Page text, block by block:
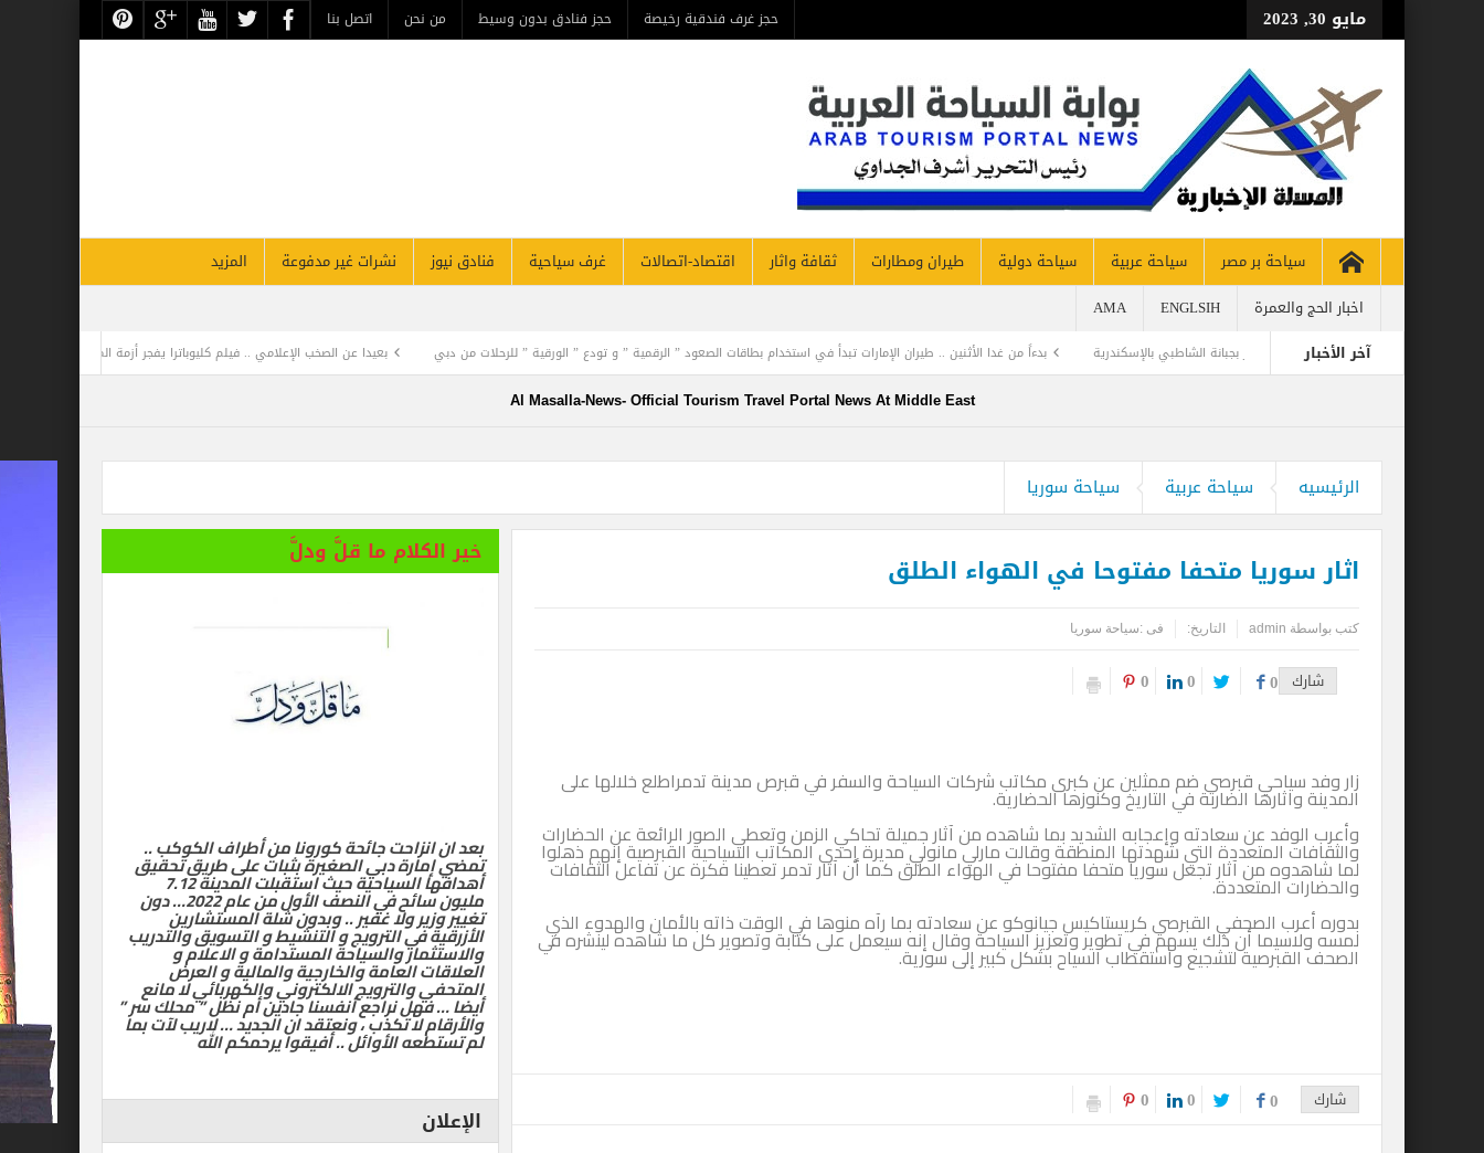
مايو 30, 2023 حجز غرف فندقية رخيصة حجز فنادق بدون وسيط من نحن اتصل بنا
سياحة بر مصر سياحة عربية سياحة دولية طيران ومطارات ثقافة واثار اقتصاد-اتصالات غرف سياحية فنادق نيوز نشرات غير مدفوعة
المزيد
اخبار الحج والعمرة
ENGLSIH
AMA
آخر الأخبار
الاكتشافات الأثرية والتطوير بجبانة الشاطبي بالإسكندرية بدءاً من غدا الأثنين .. طيران الإمارات تبدأ في استخدام بطاقات الصعود ” الرقمية ” و تودع ” الورقية ” للرحلات من دبي بعيدا عن الصخب الإعلامي .. فيلم كليوباترا يفجر أزمة المنهجية العلمية للتصدي للهجوم
Al Masalla-News- Official Tourism Travel Portal News At Middle East
الرئيسيه سياحة عربية سياحة سوريا
اثار سوريا متحفا مفتوحا في الهواء الطلق
كتب بواسطة admin التاريخ: فى :سياحة سوريا
شارك 0
0
0
زار وفد سياحي قبرصي ضم ممثلين عن كبرى مكاتب شركات السياحة والسفر في قبرص مدينة تدمراطلع خلالها على
المدينة واثارها الضاربة في التاريخ وكنوزها الحضارية.
وأعرب الوفد عن سعادته وإعجابه الشديد بما شاهده من آثار جميلة تحاكي الزمن وتعطي الصور الرائعة عن الحضارات
والثقافات المتعددة التي شهدتها المنطقة وقالت مارلي مانولي مديرة إحدى المكاتب السياحية القبرصية إنهم ذهلوا
لما شاهدوه من آثار تجعل سوريا متحفا مفتوحا في الهواء الطلق كما أن آثار تدمر تعطينا فكرة عن تفاعل الثقافات
والحضارات المتعددة.
بدوره أعرب الصحفي القبرصي كريستاكيس جيانوكو عن سعادته بما رآه منوها في الوقت ذاته بالأمان والهدوء الذي
لمسه ولاسيما أن ذلك يسهم في تطوير وتعزيز السياحة وقال إنه سيعمل على كتابة وتصوير كل ما شاهده لينشره في
الصحف القبرصية لتشجيع واستقطاب السياح بشكل كبير إلى سورية.
شارك 0
0
0
خير الكلام ما قلَّ ودلَّ
بعد ان انزاحت جائحة كورونا من أطراف الكوكب ..
تمضي إمارة دبي الصغيرة بثبات على طريق تحقيق
أهدافها السياحية حيث استقبلت المدينة 7.12
مليون سائح في النصف الأول من عام 2022… دون
تغيير وزير ولا غفير .. وبدون شلة المستشارين
الأزرقية في الترويج و التنشيط و التسويق والتدريب
والاستثمار والسياحة المستدامة و الاعلام و
العلاقات العامة والخارجية والمالية و العرض
المتحفي والترويج الالكتروني والكهربائي لا مانع
أيضا … فهل نراجع أنفسنا جادين أم نظل ” محلك سر ”
والأرقام لا تكذب ، ونعتقد ان الجديد … لاريب لآت بما
لم تستطعه الأوائل .. أفيقوا يرحمكم الله
الإعلان